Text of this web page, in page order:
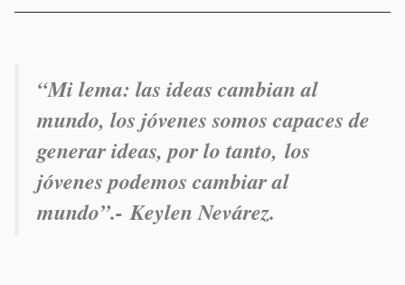
“Mi lema: las ideas cambian al
mundo, los jóvenes somos capaces de
generar ideas, por lo tanto, los
jóvenes podemos cambiar al
mundo”.-Keylen Nevárez.